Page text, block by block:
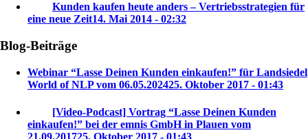
Kunden kaufen heute anders – Vertriebsstrategien für
eine neue Zeit14. Mai 2014 - 02:32
Blog-Beiträge
Webinar “Lasse Deinen Kunden einkaufen!” für Landsiedel
World of NLP vom 06.05.202425. Oktober 2017 - 01:43
[Video-Podcast] Vortrag “Lasse Deinen Kunden
einkaufen!” bei der emnis GmbH in Plauen vom
21.09.201725. Oktober 2017 - 01:43